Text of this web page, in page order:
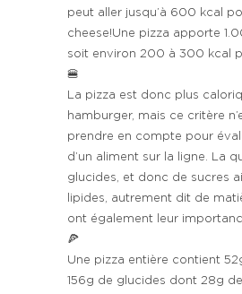
peut aller jusqu’à 600 kcal
cheese!Une pizza apporte
soit environ 200 à 300 kcal
🍔
La pizza est donc plus
hamburger, mais ce critère
prendre en compte pour
d’un aliment sur la ligne. La
glucides, et donc de sucres
lipides, autrement dit de
ont également leur
🍕
Une pizza entière contient
156g de glucides dont 28g